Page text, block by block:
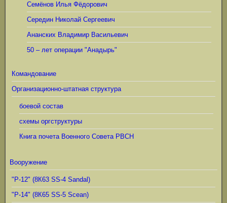
Семёнов Илья Фёдорович
Середин Николай Сергеевич
Ананских Владимир Васильевич
50 – лет операции "Анадырь"
Командование
Организационно-штатная структура
боевой состав
схемы оргструктуры
Книга почета Военного Совета РВСН
Вооружение
"Р-12" (8К63 SS-4 Sandal)
"Р-14" (8К65 SS-5 Scean)